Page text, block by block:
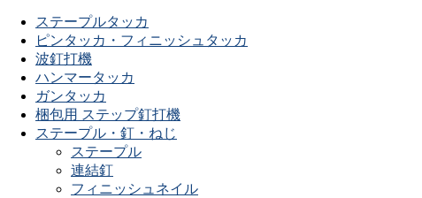
ステープルタッカ
ピンタッカ・フィニッシュタッカ
波釘打機
ハンマータッカ
ガンタッカ
梱包用 ステップ釘打機
ステープル・釘・ねじ
ステープル
連結釘
フィニッシュネイル